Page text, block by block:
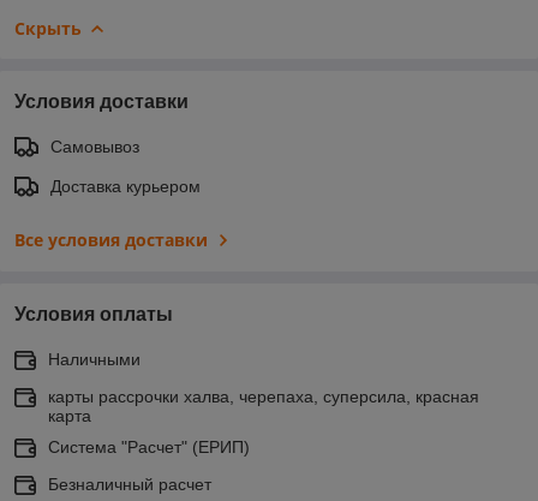
Скрыть
Условия доставки
Самовывоз
Доставка курьером
Все условия доставки
Условия оплаты
Наличными
карты рассрочки халва, черепаха, суперсила, красная
карта
Система "Расчет" (ЕРИП)
Безналичный расчет